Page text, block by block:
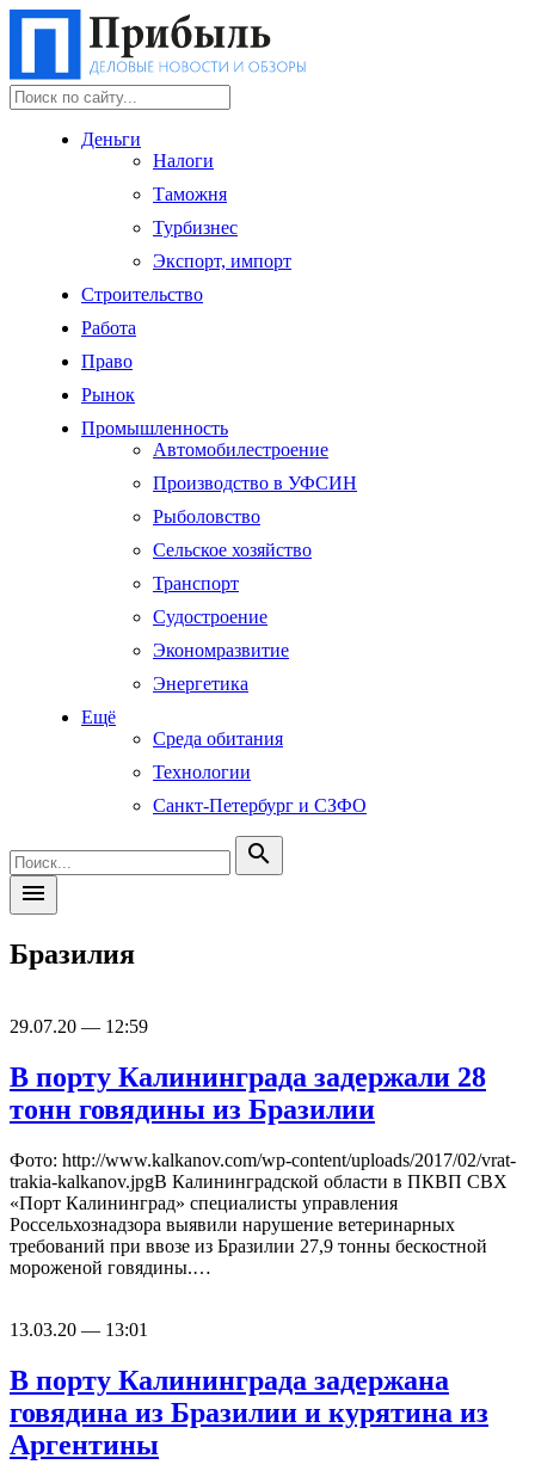
Деньги
Налоги
Таможня
Турбизнес
Экспорт, импорт
Строительство
Работа
Право
Рынок
Промышленность
Автомобилестроение
Производство в УФСИН
Рыболовство
Сельское хозяйство
Транспорт
Судостроение
Экономразвитие
Энергетика
Ещё
Среда обитания
Технологии
Санкт-Петербург и СЗФО
search
menu
Бразилия
29.07.20 — 12:59
В порту Калининграда задержали 28
тонн говядины из Бразилии
Фото: http://www.kalkanov.com/wp-content/uploads/2017/02/vrat-
trakia-kalkanov.jpgВ Калининградской области в ПКВП СВХ
«Порт Калининград» специалисты управления
Россельхознадзора выявили нарушение ветеринарных
требований при ввозе из Бразилии 27,9 тонны бескостной
мороженой говядины.…
13.03.20 — 13:01
В порту Калининграда задержана
говядина из Бразилии и курятина из
Аргентины